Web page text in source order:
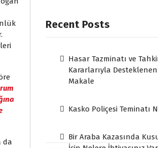
da
Recent Posts
Hasar Tazminatı ve
Kararlarıyla
Makale
Kasko Poliçesi Teminatı
Bir Araba Kazasında